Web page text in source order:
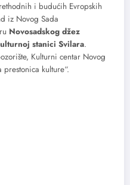
i budućih Evropskih
iz Novog Sada
Novosadskog džez
stanici Svilara.
Kulturni centar Novog
kulture“.